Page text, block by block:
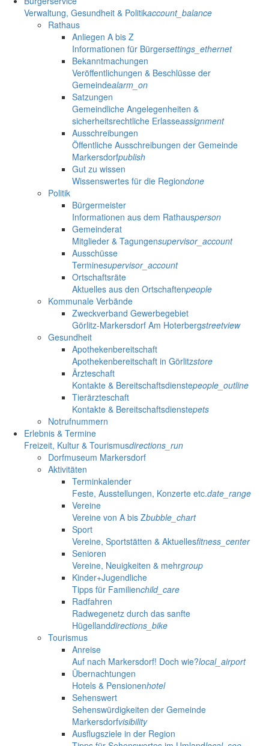
Verwaltung, Gesundheit & Politikaccount_balance
Rathaus
Anliegen A bis Z
Informationen für Bürgersettings_ethernet
Bekanntmachungen
Veröffentlichungen & Beschlüsse der
Gemeindealarm_on
Satzungen
Gemeindliche Angelegenheiten &
sicherheitsrechtliche Erlasseassignment
Ausschreibungen
Öffentliche Ausschreibungen der Gemeinde
Markersdorfpublish
Gut zu wissen
Wissenswertes für die Regiondone
Politik
Bürgermeister
Informationen aus dem Rathausperson
Gemeinderat
Mitglieder & Tagungensupervisor_account
Ausschüsse
Terminesupervisor_account
Ortschaftsräte
Aktuelles aus den Ortschaftenpeople
Kommunale Verbände
Zweckverband Gewerbegebiet
Görlitz-Markersdorf Am Hoterbergstreetview
Gesundheit
Apothekenbereitschaft
Apothekenbereitschaft in Görlitzstore
Ärzteschaft
Kontakte & Bereitschaftsdienstepeople_outline
Tierärzteschaft
Kontakte & Bereitschaftsdienstepets
Notrufnummern
Erlebnis & Termine
Freizeit, Kultur & Tourismusdirections_run
Dorfmuseum Markersdorf
Aktivitäten
Terminkalender
Feste, Ausstellungen, Konzerte etc.date_range
Vereine
Vereine von A bis Zbubble_chart
Sport
Vereine, Sportstätten & Aktuellesfitness_center
Senioren
Vereine, Neuigkeiten & mehrgroup
Kinder+Jugendliche
Tipps für Familienchild_care
Radfahren
Radwegenetz durch das sanfte
Hügellanddirections_bike
Tourismus
Anreise
Auf nach Markersdorf! Doch wie?local_airport
Übernachtungen
Hotels & Pensionenhotel
Sehenswert
Sehenswürdigkeiten der Gemeinde
Markersdorfvisibility
Ausflugsziele in der Region